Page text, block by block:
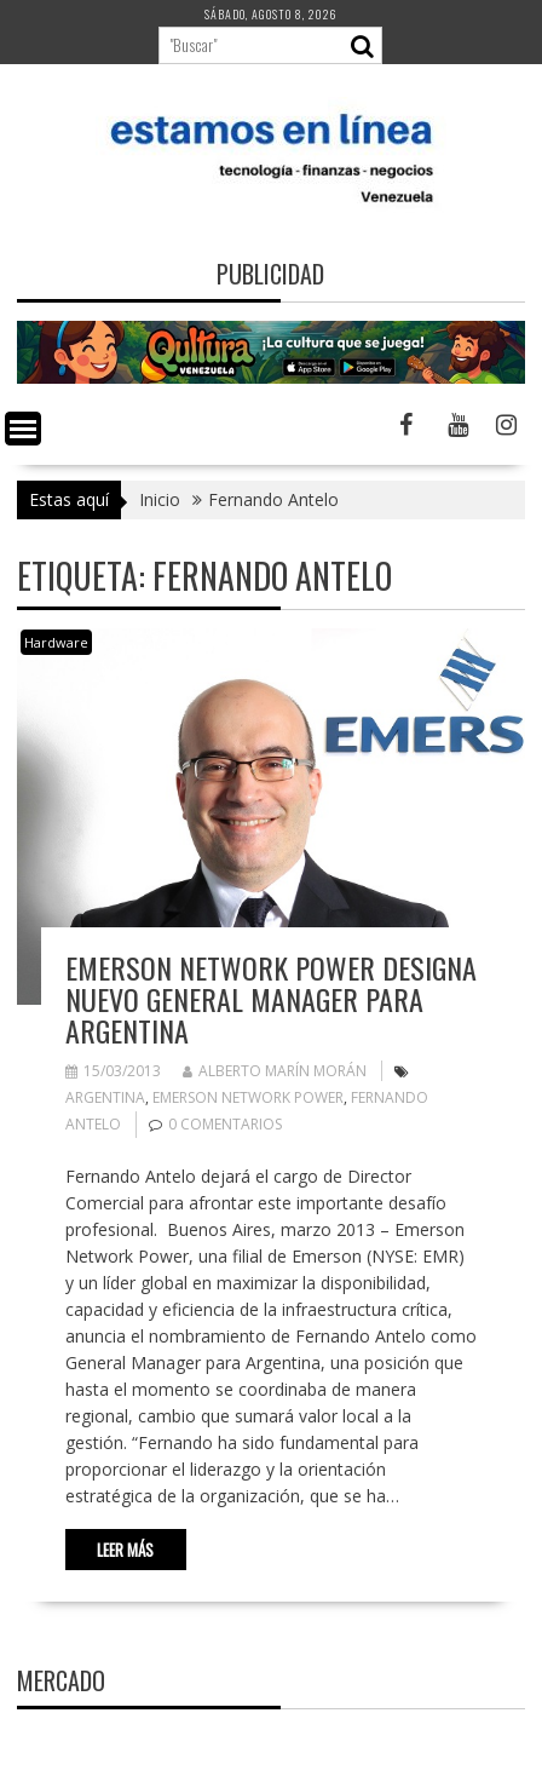
contenido
SÁBADO, AGOSTO 8, 2026
PUBLICIDAD
Estas aquí Inicio Fernando Antelo
ETIQUETA: FERNANDO ANTELO
Hardware
EMERSON NETWORK POWER DESIGNA
NUEVO GENERAL MANAGER PARA
ARGENTINA
15/03/2013
ALBERTO MARÍN MORÁN
ARGENTINA, EMERSON NETWORK POWER, FERNANDO
ANTELO
0 COMENTARIOS
Fernando Antelo dejará el cargo de Director
Comercial para afrontar este importante desafío
profesional. Buenos Aires, marzo 2013 – Emerson
Network Power, una filial de Emerson (NYSE: EMR)
y un líder global en maximizar la disponibilidad,
capacidad y eficiencia de la infraestructura crítica,
anuncia el nombramiento de Fernando Antelo como
General Manager para Argentina, una posición que
hasta el momento se coordinaba de manera
regional, cambio que sumará valor local a la
gestión. “Fernando ha sido fundamental para
proporcionar el liderazgo y la orientación
estratégica de la organización, que se ha…
LEER MÁS
MERCADO